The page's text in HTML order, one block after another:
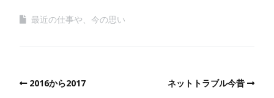
最近の仕事や、今の思い
2016から2017 ネットトラブル今昔